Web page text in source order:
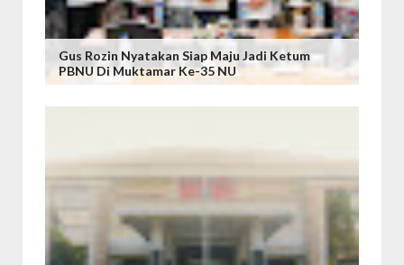
Gus Rozin Nyatakan Siap Maju Jadi Ketum
PBNU Di Muktamar Ke-35 NU